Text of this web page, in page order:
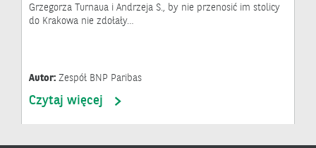
Grzegorza Turnaua i Andrzeja S., by nie przenosić im stolicy
do Krakowa nie zdołały…
Autor: Zespół BNP Paribas
Czytaj więcej